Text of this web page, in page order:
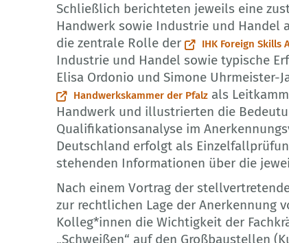
Schließlich berichteten jeweils eine
Handwerk sowie Industrie und Handel
die zentrale Rolle der
IHK Foreign Skills
Industrie und Handel sowie typische
Elisa Ordonio und Simone
Handwerkskammer der Pfalz als
Handwerk und illustrierten die
Qualifikationsanalyse im
Deutschland erfolgt als
stehenden Informationen über die
Nach einem Vortrag der
zur rechtlichen Lage der Anerkennung
Kolleg*innen die Wichtigkeit der
„Schweißen“ auf den Großbaustellen